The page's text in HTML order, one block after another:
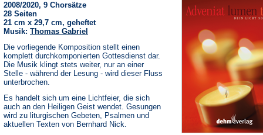
2008/2020, 9 Chorsätze
28 Seiten
21 cm x 29,7 cm, geheftet
Musik: Thomas Gabriel
Die vorliegende Komposition stellt einen
komplett durchkomponierten Gottesdienst dar.
Die Musik klingt stets weiter, nur an einer
Stelle - während der Lesung - wird dieser Fluss
unterbrochen.
Es handelt sich um eine Lichtfeier, die sich
auch an den Heiligen Geist wendet. Gesungen
wird zu liturgischen Gebeten, Psalmen und
aktuellen Texten von Bernhard Nick.